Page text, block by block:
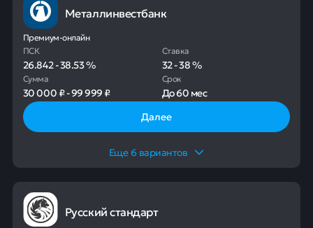
Металлинвестбанк
Премиум-онлайн
ПСК
26.842-38.53%
Ставка
32-38%
Сумма
30 000 ₽-99 999 ₽
Срок
До60 мес
Далее
Еще6 вариантов
Русский стандарт